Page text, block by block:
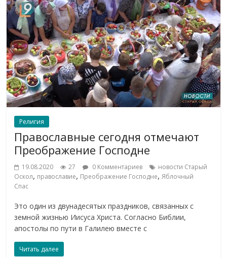
Религия
Православные сегодня отмечают
Преображение Господне
19.08.2020 27 0 Комментариев
новости Старый
Оскол, православие, Преображение Господне,Яблочный
Спас
Это один из двунадесятых праздников, связанных с
земной жизнью Иисуса Христа. Согласно Библии,
апостолы по пути в Галилею вместе с
Читать далее